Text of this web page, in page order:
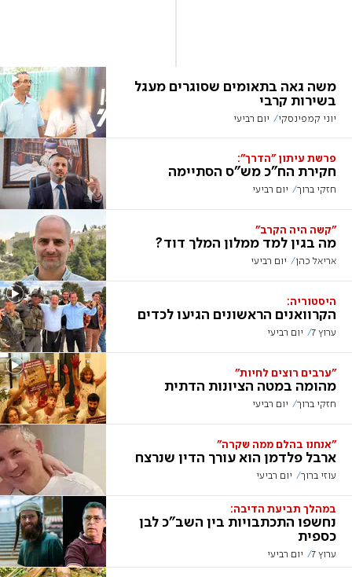
משה גאה בתאומים שסוגרים מעגל
בשירות קרבי
יוני קמפינסקי יום רביעי
פרשת עיתון "הדרך":
חקירת הח"כ מש"ס הסתיימה
חזקי ברוך יום רביעי
"קשה היה הקרב"
מה בגין למד ממלון המלך דוד?
אריאל כהן יום רביעי
היסטוריה:
הקרוואנים הראשונים הגיעו לכדים
ערוץ 7 יום רביעי
"ערבים רוצים לחיות"
מהומה במטה הציונות הדתית
חזקי ברוך יום רביעי
"אנחנו בהלם ממה שקרה"
ארבל פלדמן הוא עורך הדין שנרצח
עוזי ברוך יום רביעי
במהלך תביעת הדיבה:
נחשפו התכתבויות בין השב"כ לבן
כספית
ערוץ 7 יום רביעי